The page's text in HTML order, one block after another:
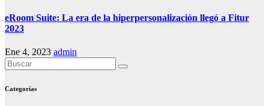
eRoom Suite: La era de la hiperpersonalización llegó a Fitur
2023
Ene 4, 2023 admin
Categorías